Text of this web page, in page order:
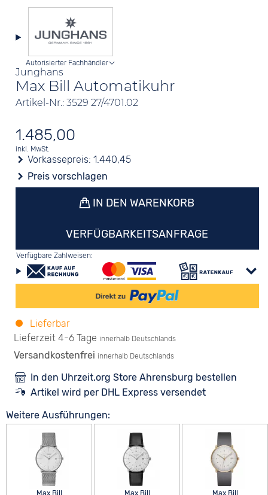
Junghans
Max Bill Automatikuhr
Artikel-Nr.: 3529 27/4701.02
Autorisierter Fachhändler
1.485,00
inkl. MwSt.
Vorkassepreis:1.440,45
Preis vorschlagen
IN DEN WARENKORB
VERFÜGBARKEITSANFRAGE
Verfügbare Zahlweisen:
Lieferbar
Lieferzeit 4-6 Tage innerhalb Deutschlands
Versandkostenfrei innerhalb Deutschlands
In den Uhrzeit.org Store Ahrensburg bestellen
Artikel wird per DHL Express versendet
Weitere Ausführungen:
Max Bill
Max Bill
Max Bill